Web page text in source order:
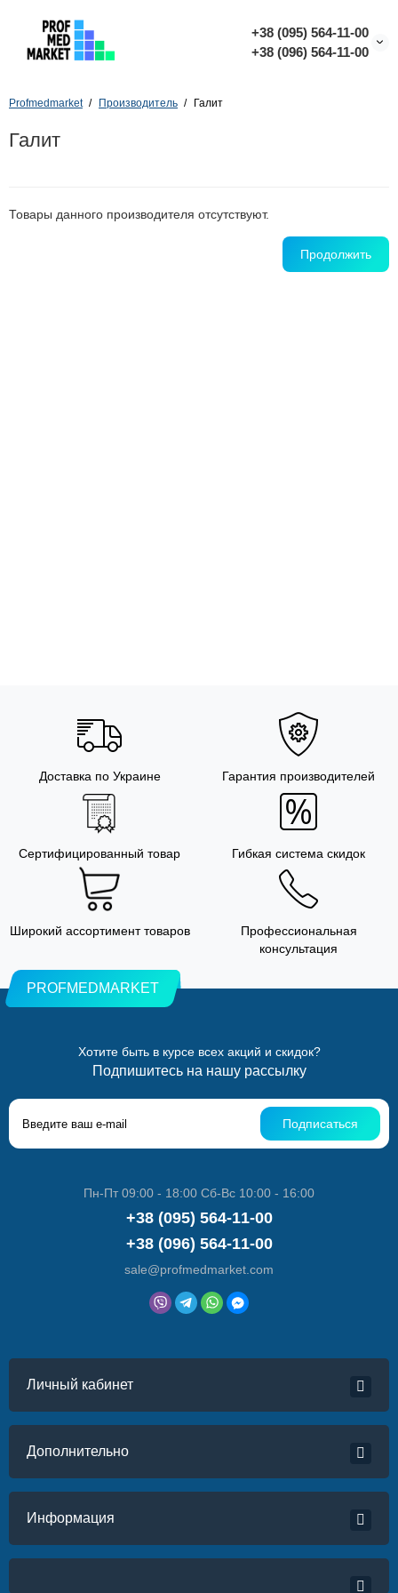
+38 (095) 564-11-00
+38 (096) 564-11-00
Profmedmarket Производитель Галит
Галит
Товары данного производителя отсутствуют.
Продолжить
Доставка по Украине Гарантия производителей
Сертифицированный товар Гибкая система скидок
Широкий ассортимент товаров
Профессиональная
консультация
PROFMEDMARKET
Хотите быть в курсе всех акций и скидок?
Подпишитесь на нашу рассылку
Подписаться
Пн-Пт 09:00 - 18:00 Сб-Вс 10:00 - 16:00
+38 (095) 564-11-00
+38 (096) 564-11-00
sale@profmedmarket.com
Личный кабинет
Дополнительно
Информация